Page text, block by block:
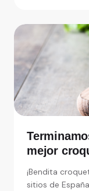
mejor
¡Bendita
sitios de